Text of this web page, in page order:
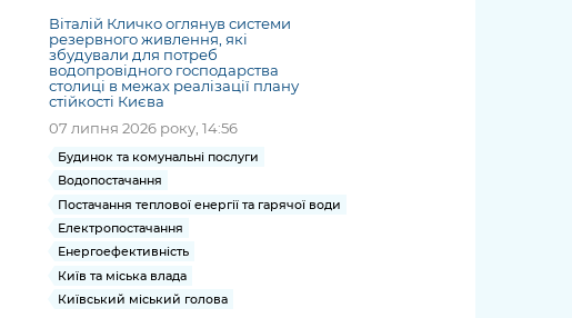
Віталій Кличко оглянув системи
резервного живлення, які
збудували для потреб
водопровідного господарства
столиці в межах реалізації плану
стійкості Києва
07 липня 2026 року, 14:56
Будинок та комунальні послуги
Водопостачання
Постачання теплової енергії та гарячої води
Електропостачання
Енергоефективність
Київ та міська влада
Київський міський голова